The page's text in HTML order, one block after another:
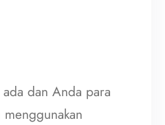
dan Anda para